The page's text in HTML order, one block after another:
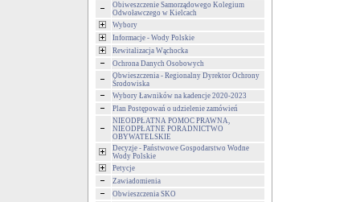
Obiweszczenie Samorządowego Kolegium
Odwoławczego w Kielcach
Wybory
Informacje - Wody Polskie
Rewitalizacja Wąchocka
Ochrona Danych Osobowych
Obwieszczenia - Regionalny Dyrektor Ochrony
Środowiska
Wybory Ławników na kadencje 2020-2023
Plan Postępowań o udzielenie zamówień
NIEODPŁATNA POMOC PRAWNA,
NIEODPŁATNE PORADNICTWO
OBYWATELSKIE
Decyzje - Państwowe Gospodarstwo Wodne
Wody Polskie
Petycje
Zawiadomienia
Obwieszczenia SKO